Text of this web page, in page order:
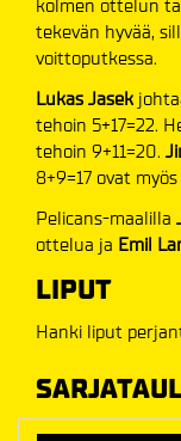
kolmen ottelun
tekevän hyvää,
voittoputkessa.
Lukas Jasek
tehoin 5+17=22.
tehoin 9+11=20.
8+9=17 ovat
Pelicans-maalilla
ottelua ja Emil
LIPUT
Hanki liput